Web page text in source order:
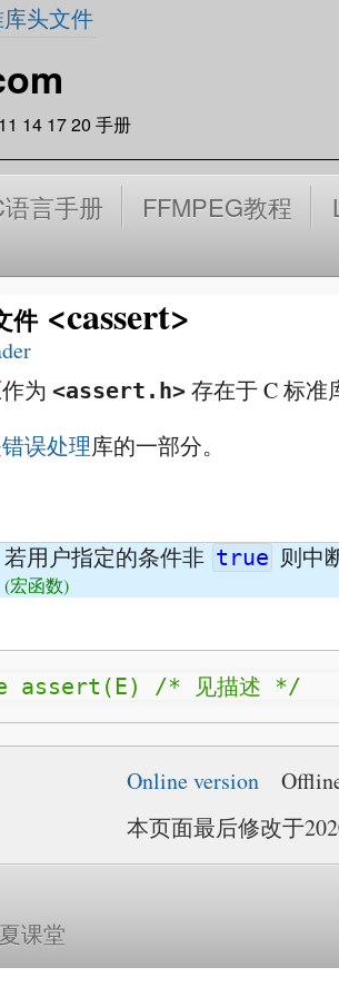
14 17 20 手册
语言手册 FFMPEG教程
件<cassert>
头文件
为 <assert.h> 存在于 C 标准
错误处理库的一部分。
若用户指定的条件非 true 则中
(宏函数)
assert(E) /* 见描述 */
Online version
本页面最后修改于
课堂